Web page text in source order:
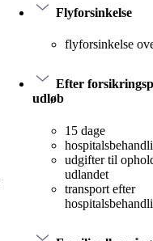
Flyforsinkelse
flyforsinkelse
Efter
udløb
15 dage
udgifter til
udlandet
transport efter